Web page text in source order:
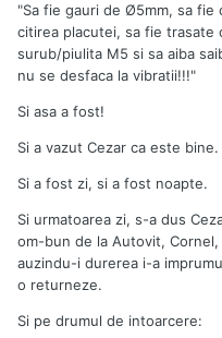
"Sa fie gauri de Ø5mm, sa fie
citirea placutei, sa fie trasate
surub/piulita M5 si sa aiba
nu se desfaca la vibratii!!!"
Si asa a fost!
Si a vazut Cezar ca este bine.
Si a fost zi, si a fost noapte.
Si urmatoarea zi, s-a dus
om-bun de la Autovit,
auzindu-i durerea i-a
o returneze.
Si pe drumul de intoarcere: